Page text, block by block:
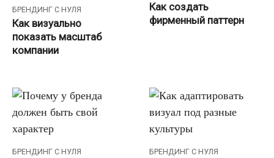
БРЕНДИНГ С НУЛЯ
Как визуально
показать масштаб
компании
Как создать
фирменный паттерн
БРЕНДИНГ С НУЛЯ БРЕНДИНГ С НУЛЯ